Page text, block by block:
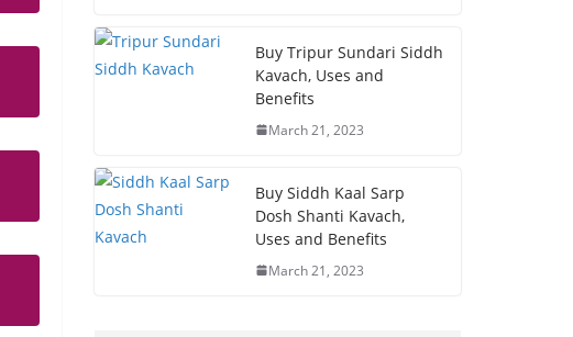
Buy Tripur Sundari Siddh
Kavach, Uses and
Benefits
March 21, 2023
Buy Siddh Kaal Sarp
Dosh Shanti Kavach,
Uses and Benefits
March 21, 2023